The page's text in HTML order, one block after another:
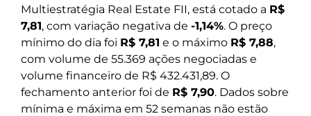
Multiestratégia Real Estate FII, está cotado a R$
7,81, com variação negativa de -1,14%. O preço
mínimo do dia foi R$ 7,81 e o máximo R$ 7,88,
com volume de 55.369 ações negociadas e
volume financeiro de R$ 432.431,89. O
fechamento anterior foi de R$ 7,90. Dados sobre
mínima e máxima em 52 semanas não estão